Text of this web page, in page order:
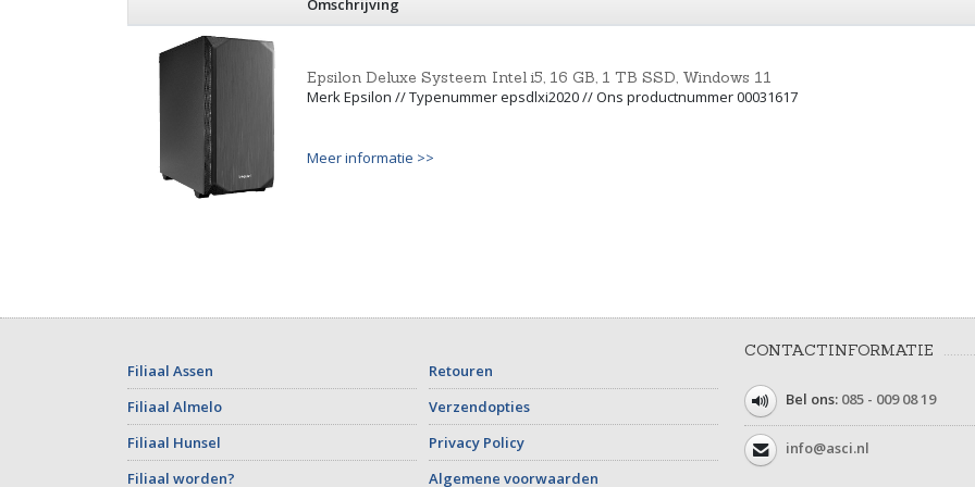
Omschrijving
Epsilon Deluxe Systeem Intel i5, 16 GB, 1 TB SSD, Windows 11
Merk Epsilon // Typenummer epsdlxi2020 // Ons productnummer 00031617
Meer informatie >>
Filiaal Assen
Filiaal Almelo
Filiaal Hunsel
Filiaal worden?
Retouren
Verzendopties
Privacy Policy
Algemene voorwaarden
CONTACTINFORMATIE
Bel ons: 085 - 009 08 19
info@asci.nl